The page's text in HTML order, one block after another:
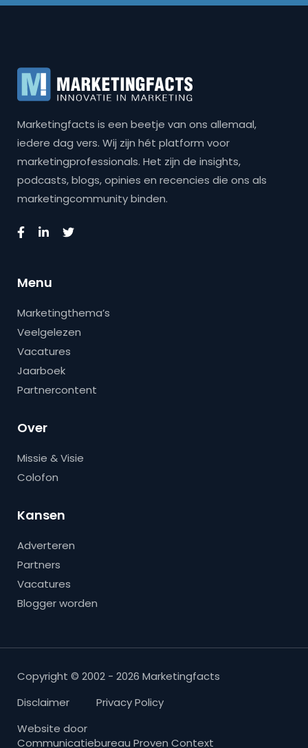
Marketingfacts is een beetje van ons allemaal,
iedere dag vers. Wij zijn hét platform voor
marketingprofessionals. Het zijn de insights,
podcasts, blogs, opinies en recencies die ons als
marketingcommunity binden.
Menu
Marketingthema’s
Veelgelezen
Vacatures
Jaarboek
Partnercontent
Over
Missie & Visie
Colofon
Kansen
Adverteren
Partners
Vacatures
Blogger worden
Copyright © 2002 - 2026 Marketingfacts
Disclaimer
Privacy Policy
Website door
Communicatiebureau Proven Context